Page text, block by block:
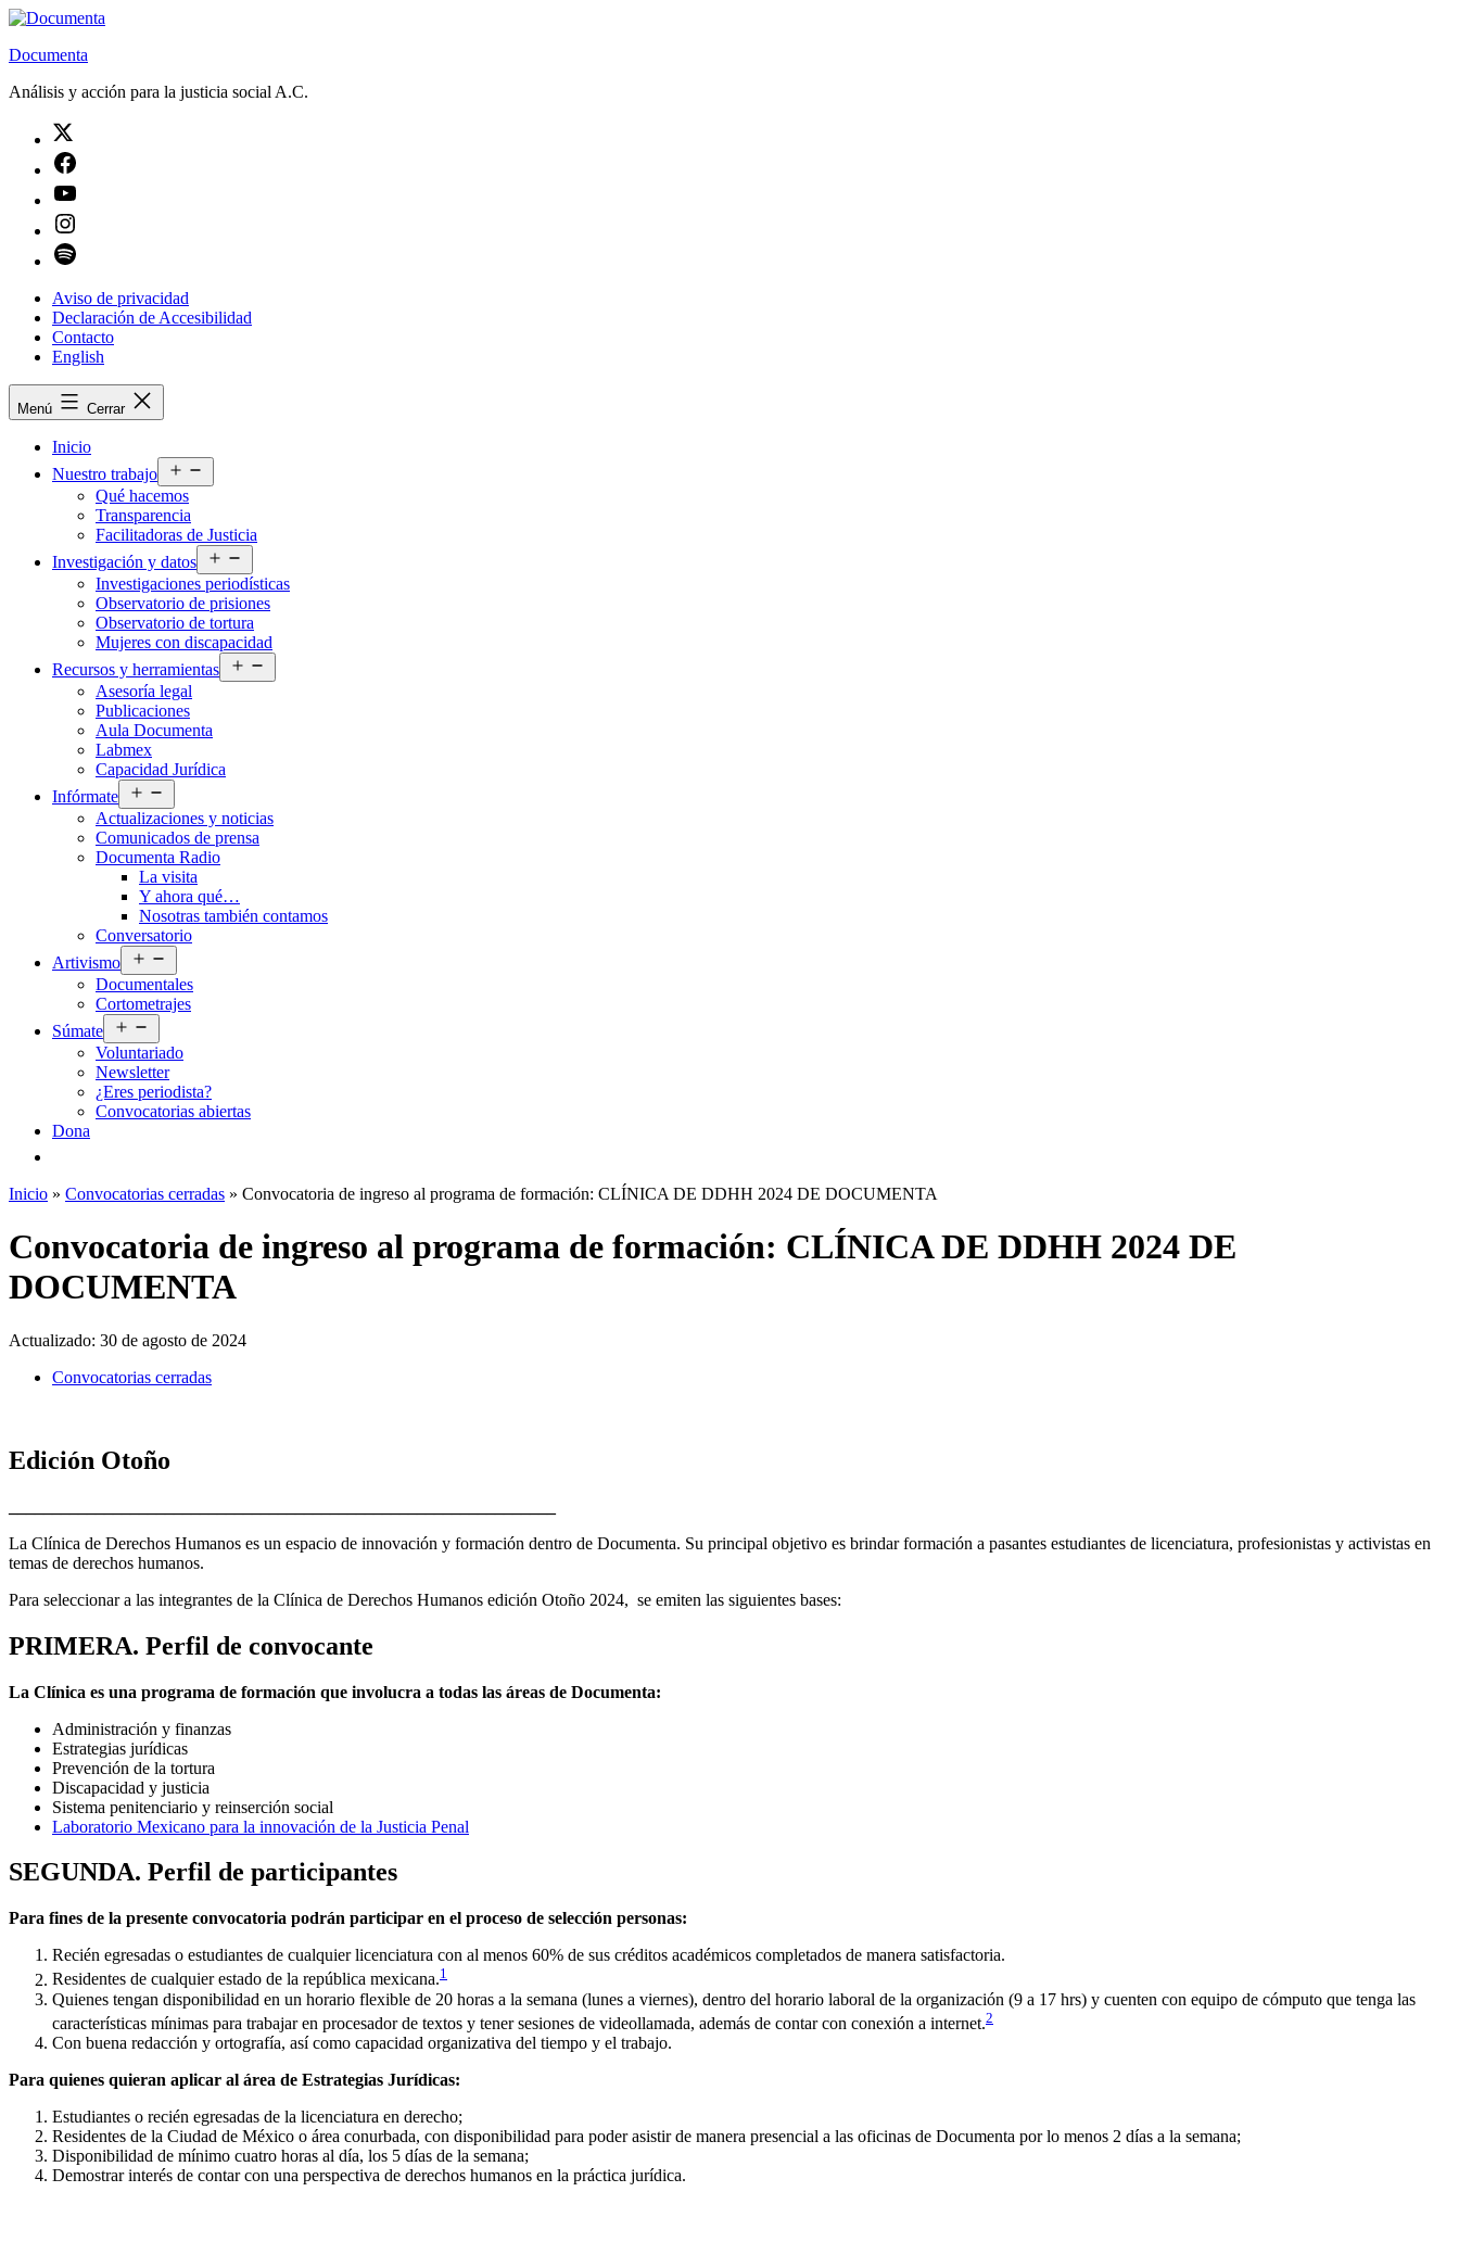
Saltar
contenido
Documenta
Análisis y acción para la justicia social A.C.
Aviso de privacidad
Declaración de Accesibilidad
Contacto
English
Menú Cerrar
Inicio
Nuestro trabajo
el
Qué hacemos
Transparencia
Facilitadoras de Justicia
Investigación y datos
el
menú
Investigaciones periodísticas
Observatorio de prisiones
Observatorio de tortura
Mujeres con discapacidad
Recursos y herramientas
el
Asesoría legal
Publicaciones
Aula Documenta
Labmex
Capacidad Jurídica
Infórmate
el
menú
Actualizaciones y noticias
Comunicados de prensa
Documenta Radio
La visita
Y ahora qué…
Nosotras también contamos
Conversatorio
Artivismo
el
menú
Documentales
Cortometrajes
Súmate
el
menú
Voluntariado
Newsletter
¿Eres periodista?
Convocatorias abiertas
Dona
Inicio » Convocatorias cerradas » Convocatoria de ingreso al programa de formación: CLÍNICA DE DDHH 2024 DE DOCUMENTA
Convocatoria de ingreso al programa de formación: CLÍNICA DE DDHH 2024 DE
DOCUMENTA
Actualizado: 30 de agosto de 2024
Convocatorias cerradas
Edición Otoño
La Clínica de Derechos Humanos es un espacio de innovación y formación dentro de Documenta. Su principal objetivo es brindar formación a pasantes estudiantes de licenciatura, profesionistas y activistas en
temas de derechos humanos.
Para seleccionar a las integrantes de la Clínica de Derechos Humanos edición Otoño 2024, se emiten las siguientes bases:
PRIMERA. Perfil de convocante
La Clínica es una programa de formación que involucra a todas las áreas de Documenta:
Administración y finanzas
Estrategias jurídicas
Prevención de la tortura
Discapacidad y justicia
Sistema penitenciario y reinserción social
Laboratorio Mexicano para la innovación de la Justicia Penal
SEGUNDA. Perfil de participantes
Para fines de la presente convocatoria podrán participar en el proceso de selección personas:
Recién egresadas o estudiantes de cualquier licenciatura con al menos 60% de sus créditos académicos completados de manera satisfactoria.
Residentes de cualquier estado de la república mexicana.1
Quienes tengan disponibilidad en un horario flexible de 20 horas a la semana (lunes a viernes), dentro del horario laboral de la organización (9 a 17 hrs) y cuenten con equipo de cómputo que tenga las
características mínimas para trabajar en procesador de textos y tener sesiones de videollamada, además de contar con conexión a internet.2
Con buena redacción y ortografía, así como capacidad organizativa del tiempo y el trabajo.
Para quienes quieran aplicar al área de Estrategias Jurídicas:
Estudiantes o recién egresadas de la licenciatura en derecho;
Residentes de la Ciudad de México o área conurbada, con disponibilidad para poder asistir de manera presencial a las oficinas de Documenta por lo menos 2 días a la semana;
Disponibilidad de mínimo cuatro horas al día, los 5 días de la semana;
Demostrar interés de contar con una perspectiva de derechos humanos en la práctica jurídica.